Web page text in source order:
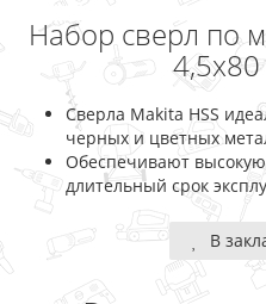
Набор сверл по
Сверла Makita HSS
черных и цветных
Обеспечивают
длительный срок
В